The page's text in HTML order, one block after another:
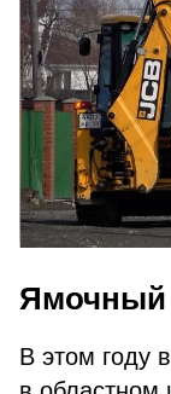
Ямочный
В этом году